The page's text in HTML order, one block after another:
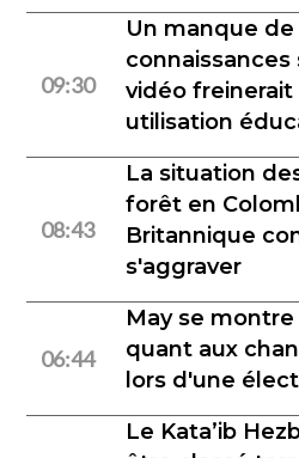
09:30
Un manque de
connaissances
vidéo freinerait
utilisation
08:43
La situation
forêt en
Britannique
s'aggraver
06:44
May se
quant aux
lors d'une
Le Kata’ib